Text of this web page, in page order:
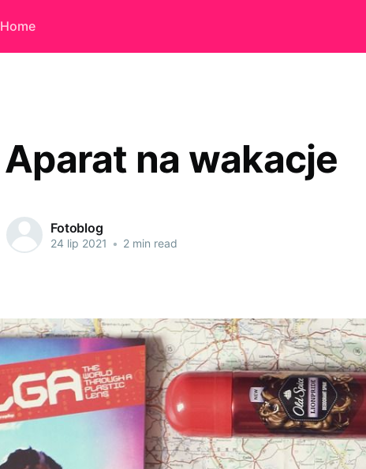
Home
Aparat na wakacje
Fotoblog
24 lip 2021 • 2 min read